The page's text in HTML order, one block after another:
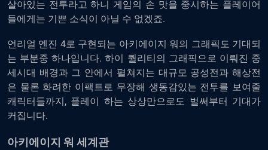
살아있는 전투라고 하니 게임의 손 맛을 중시하는 플레이어
들에게는 기쁜 소식이 아닐 수 없겠죠.
언리얼 엔진 4로 구현되는 아키에이지 워의 그래픽도 기대되
는 부분중 하나입니다. 하이 퀄리티의 그래픽으로 이뤄진 중
세시대 배경과 그 안에서 펼쳐지는 대규모 공성전과 해상전
은 물론 화려한 이팩트로 무장해 생동감있는 전투를 보여줄
캐릭터들까지, 플레이 하는 상상만으로도 벌써부터 기대가
커집니다.
아키에이지 워 세계관